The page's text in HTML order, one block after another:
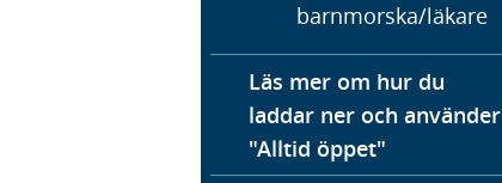
barnmorska/läkare
Läs mer om hur du
laddar ner och använder
"Alltid öppet"